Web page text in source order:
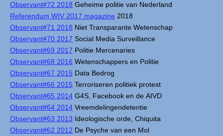
Observant#72 2018 Geheime politie van Nederland
Referendum WIV 2017 magazine 2018
Observant#71 2018 Niet Transparante Wetenschap
Observant#70 2017 Social Media Surveillance
Observant#69 2017 Politie Mercenaries
Observant#68 2016 Wetenschappers en Politie
Observant#67 2015 Data Bedrog
Observant#66 2015 Terroriseren politiek protest
Observant#65 2014 G4S, Facebook en de AIVD
Observant#64 2014 Vreemdelingendetentie
Observant#63 2013 Ideologische orde, Chiquita
Observant#62 2012 De Psyche van een Mol